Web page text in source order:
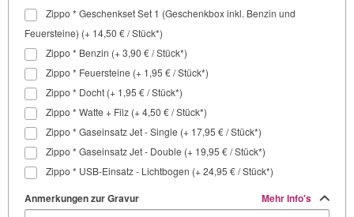
Zippo * Geschenkset Set 1 (Geschenkbox inkl. Benzin und
Feuersteine) (+ 14,50 € / Stück*)
Zippo * Benzin (+ 3,90 € / Stück*)
Zippo * Feuersteine (+ 1,95 € / Stück*)
Zippo * Docht (+ 1,95 € / Stück*)
Zippo * Watte + Filz (+ 4,50 € / Stück*)
Zippo * Gaseinsatz Jet - Single (+ 17,95 € / Stück*)
Zippo * Gaseinsatz Jet - Double (+ 19,95 € / Stück*)
Zippo * USB-Einsatz - Lichtbogen (+ 24,95 € / Stück*)
Anmerkungen zur Gravur Mehr Info's